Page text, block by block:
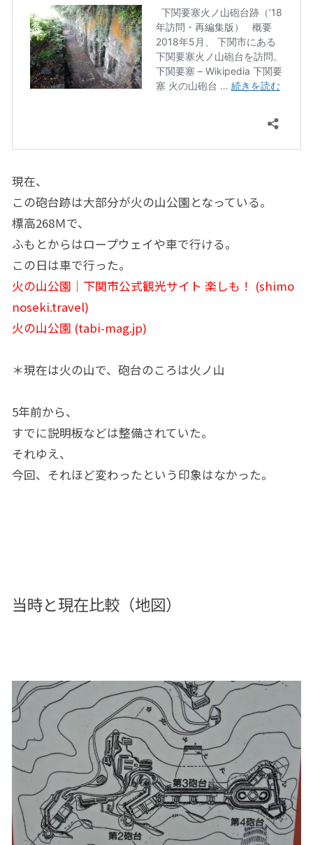
現在、
この砲台跡は大部分が火の山公園となっている。
標高268Ｍで、
ふもとからはロープウェイや車で行ける。
この日は車で行った。
火の山公園│下関市公式観光サイト 楽しも！ (shimo
noseki.travel)
火の山公園 (tabi-mag.jp)
＊現在は火の山で、砲台のころは火ノ山
5年前から、
すでに説明板などは整備されていた。
それゆえ、
今回、それほど変わったという印象はなかった。
当時と現在比較（地図）